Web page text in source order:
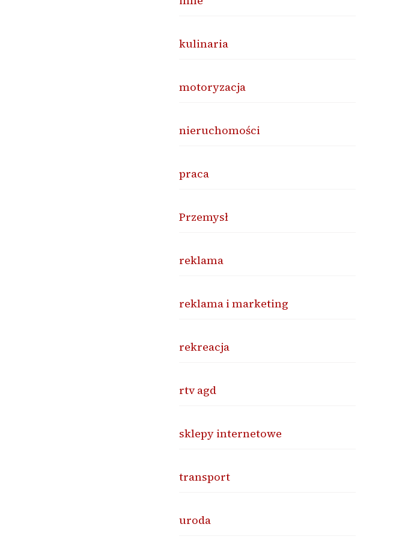
kulinaria
motoryzacja
nieruchomości
praca
Przemysł
reklama
reklama i marketing
rekreacja
rtv agd
sklepy internetowe
transport
uroda